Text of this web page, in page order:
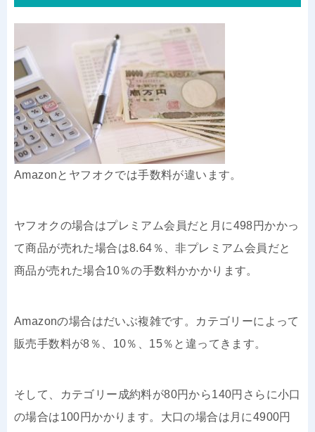
Amazonとヤフオクでは手数料が違います。
ヤフオクの場合はプレミアム会員だと月に498円かかっ
て商品が売れた場合は8.64％、非プレミアム会員だと
商品が売れた場合10％の手数料かかかります。
Amazonの場合はだいぶ複雑です。カテゴリーによって
販売手数料が8％、10％、15％と違ってきます。
そして、カテゴリー成約料が80円から140円さらに小口
の場合は100円かかります。大口の場合は月に4900円